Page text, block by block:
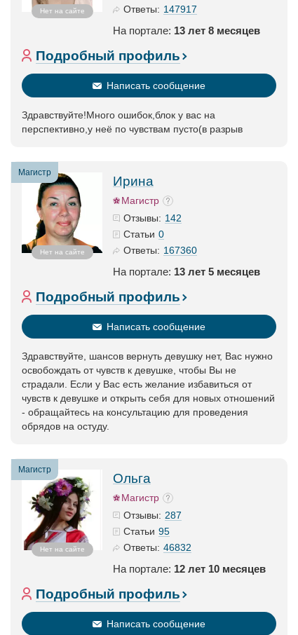
Нет на сайте
Ответы: 147917
На портале: 13 лет 8 месяцев
Подробный профиль
Написать сообщение
Здравствуйте!Много ошибок,блок у вас на
перспективно,у неё по чувствам пусто(в разрыв
Магистр
Нет на сайте
Ирина
Магистр
Отзывы: 142
Статьи 0
Ответы: 167360
На портале: 13 лет 5 месяцев
Подробный профиль
Написать сообщение
Здравствуйте, шансов вернуть девушку нет, Вас нужно
освобождать от чувств к девушке, чтобы Вы не
страдали. Если у Вас есть желание избавиться от
чувств к девушке и открыть себя для новых отношений
- обращайтесь на консультацию для проведения
обрядов на остуду.
Магистр
Нет на сайте
Ольга
Магистр
Отзывы: 287
Статьи 95
Ответы: 46832
На портале: 12 лет 10 месяцев
Подробный профиль
Написать сообщение